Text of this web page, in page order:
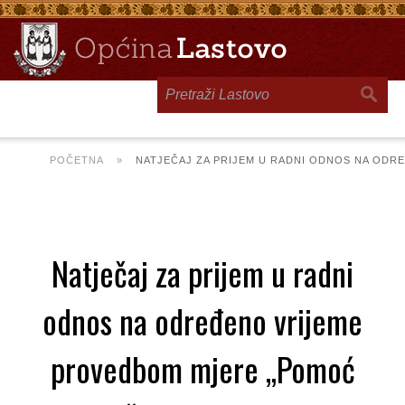
POČETNA » NATJEČAJ ZA PRIJEM U RADNI ODNOS NA
Natječaj za prijem u radni
odnos na određeno vrijeme
provedbom mjere „Pomoć